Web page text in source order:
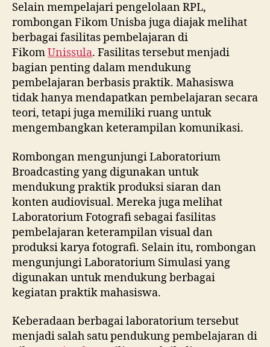
Selain mempelajari pengelolaan RPL,
rombongan Fikom Unisba juga diajak melihat
berbagai fasilitas pembelajaran di
FikomUnissula. Fasilitas tersebut menjadi
bagian penting dalam mendukung
pembelajaran berbasis praktik. Mahasiswa
tidak hanya mendapatkan pembelajaran secara
teori, tetapi juga memiliki ruang untuk
mengembangkan keterampilan komunikasi.
Rombongan mengunjungi Laboratorium
Broadcasting yang digunakan untuk
mendukung praktik produksi siaran dan
konten audiovisual. Mereka juga melihat
Laboratorium Fotografi sebagai fasilitas
pembelajaran keterampilan visual dan
produksi karya fotografi. Selain itu, rombongan
mengunjungi Laboratorium Simulasi yang
digunakan untuk mendukung berbagai
kegiatan praktik mahasiswa.
Keberadaan berbagai laboratorium tersebut
menjadi salah satu pendukung pembelajaran di